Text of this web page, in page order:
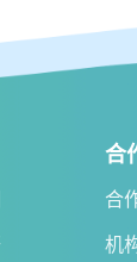
合
合
机